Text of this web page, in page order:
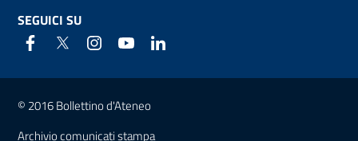
SEGUICI SU
Link e informazioni utili
© 2016 Bollettino d'Ateneo
Archivio comunicati stampa